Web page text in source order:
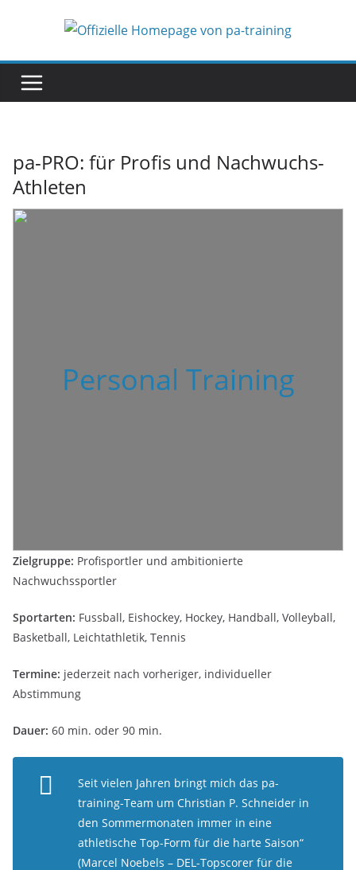
pa-PRO: für Profis und Nachwuchs-
Athleten
Personal Training
Zielgruppe: Profisportler und ambitionierte
Nachwuchssportler
Sportarten: Fussball, Eishockey, Hockey, Handball, Volleyball,
Basketball, Leichtathletik, Tennis
Termine: jederzeit nach vorheriger, individueller
Abstimmung
Dauer: 60 min. oder 90 min.
Seit vielen Jahren bringt mich das pa-
training-Team um Christian P. Schneider in
den Sommermonaten immer in eine
athletische Top-Form für die harte Saison“
(Marcel Noebels – DEL-Topscorer für die